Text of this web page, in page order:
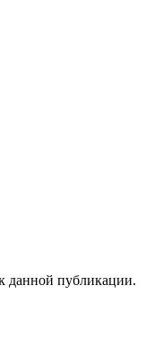
данной публикации.